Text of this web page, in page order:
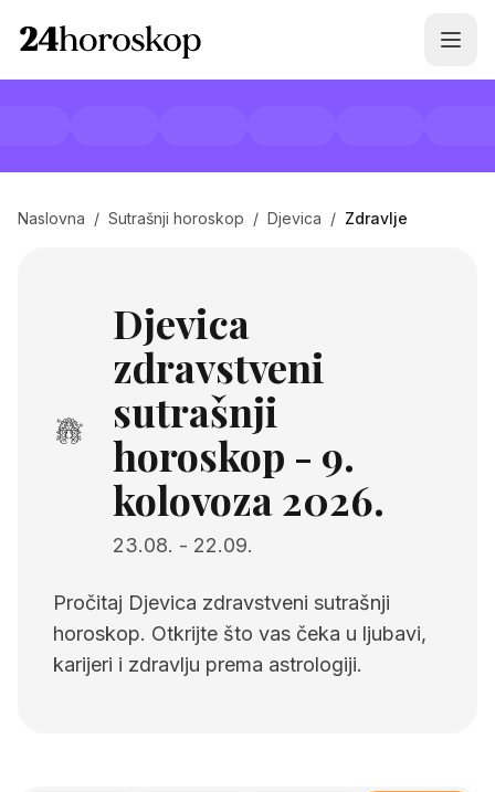
Naslovna / Sutrašnji horoskop / Djevica / Zdravlje
Djevica
zdravstveni
sutrašnji
horoskop - 9.
kolovoza 2026.
23.08. - 22.09.
Pročitaj Djevica zdravstveni sutrašnji
horoskop. Otkrijte što vas čeka u ljubavi,
karijeri i zdravlju prema astrologiji.